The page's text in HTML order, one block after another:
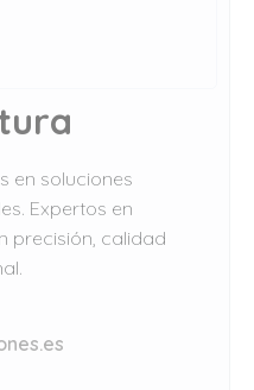
en soluciones
Expertos en
precisión, calidad